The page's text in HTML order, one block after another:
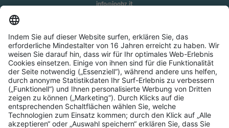
info@joobz.it
Impressum
Datenschutz
AGB
Cookie-Einstellungen
Service
Über uns